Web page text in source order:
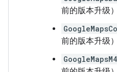
前的版本升级）
前的版本升级）